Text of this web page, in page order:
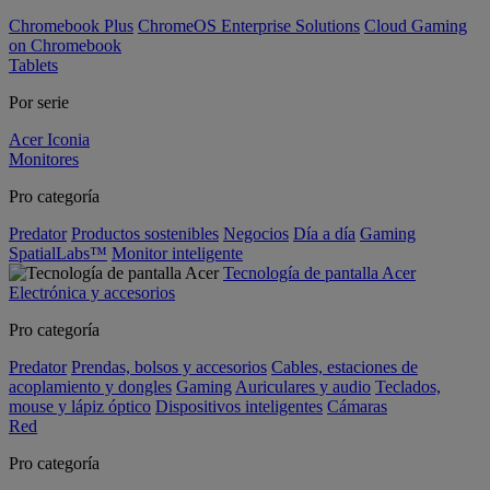
Chromebook Plus ChromeOS Enterprise Solutions Cloud Gaming
on Chromebook
Tablets
Por serie
Acer Iconia
Monitores
Pro categoría
Predator Productos sostenibles Negocios Día a día Gaming
SpatialLabs™ Monitor inteligente
Tecnología de pantalla Acer
Electrónica y accesorios
Pro categoría
Predator Prendas, bolsos y accesorios Cables, estaciones de
acoplamiento y dongles Gaming Auriculares y audio Teclados,
mouse y lápiz óptico Dispositivos inteligentes Cámaras
Red
Pro categoría